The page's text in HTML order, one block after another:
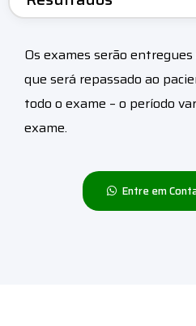
Os exames serão
que será repassado ao
todo o exame – o período
exame.
Entre em